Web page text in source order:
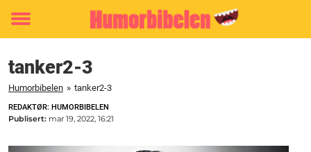
Toggle
tanker2-3
Humorbibelen » tanker2-3
REDAKTØR: HUMORBIBELEN
Publisert: mar 19, 2022, 16:21